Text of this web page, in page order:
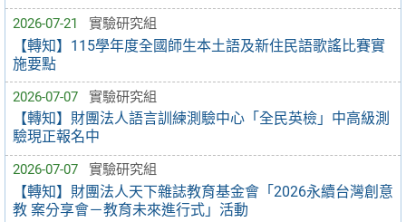
2026-07-21 實驗研究組
【轉知】115學年度全國師生本土語及新住民語歌謠比賽實
施要點
2026-07-07 實驗研究組
【轉知】財團法人語言訓練測驗中心「全民英檢」中高級測
驗現正報名中
2026-07-07 實驗研究組
【轉知】財團法人天下雜誌教育基金會「2026永續台灣創意
教 案分享會－教育未來進行式」活動